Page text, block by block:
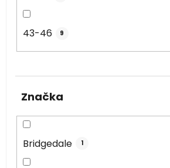
43-46 9
Značka
Bridgedale 1